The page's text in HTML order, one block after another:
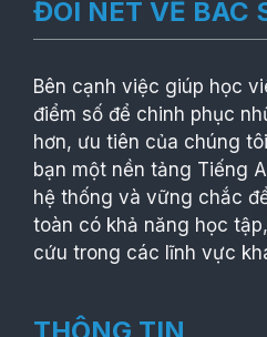
ĐÔI NÉT VỀ BÁC
Bên cạnh việc giúp học
điểm số để chinh phục
hơn, ưu tiên của chúng
bạn một nền tảng Tiếng
hệ thống và vững chắc
toàn có khả năng học
cứu trong các lĩnh vực